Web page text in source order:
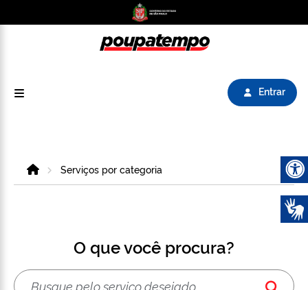
Entrar
HomeServiços por categoria
O que você procura?